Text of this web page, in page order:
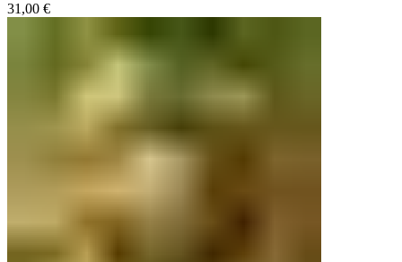
31,00 €